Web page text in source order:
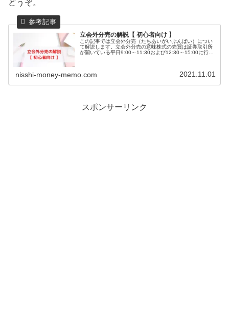
どうぞ。
立会外分売の解説【 初心者向け 】
この記事では立会外分売（たちあいがいぶんばい）につい
て解説します。立会外分売の意味株式の売買は証券取引所
が開いている平日9:00～11:30および12:30～15:00に行わ
nisshi-money-memo.com 2021.11.01
スポンサーリンク